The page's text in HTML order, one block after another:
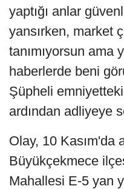
yaptığı anlar
yansırken, market
tanımıyorsun ama
haberlerde beni
Şüpheli
ardından adliyeye
Olay, 10 Kasım'da
Büyükçekmece
Mahallesi E-5 yan